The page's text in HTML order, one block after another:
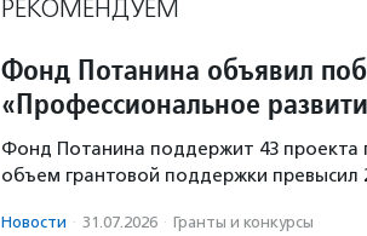
РЕКОМЕНДУЕМ
Фонд Потанина объявил
«Профессиональное
Фонд Потанина поддержит 43 проекта
объем грантовой поддержки превысил
Новости · 31.07.2026 · Гранты и конкурсы